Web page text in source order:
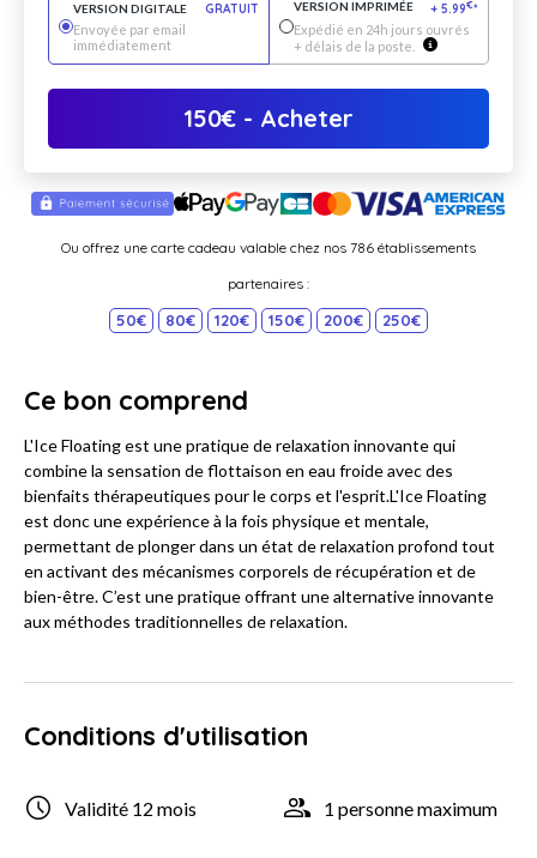
VERSION DIGITALE
GRATUIT
Envoyée par email
immédiatement
VERSION IMPRIMÉE + 5.99€*
Expédié en 24h jours ouvrés
+ délais de la poste.
150€ - Acheter
Ou offrez une carte cadeau valable chez nos 786 établissements
partenaires :
50€ 80€ 120€ 150€ 200€ 250€
Ce bon comprend
L'Ice Floating est une pratique de relaxation innovante qui
combine la sensation de flottaison en eau froide avec des
bienfaits thérapeutiques pour le corps et l'esprit.L'Ice Floating
est donc une expérience à la fois physique et mentale,
permettant de plonger dans un état de relaxation profond tout
en activant des mécanismes corporels de récupération et de
bien-être. C’est une pratique offrant une alternative innovante
aux méthodes traditionnelles de relaxation.
Conditions d'utilisation
Validité 12 mois 1 personne maximum